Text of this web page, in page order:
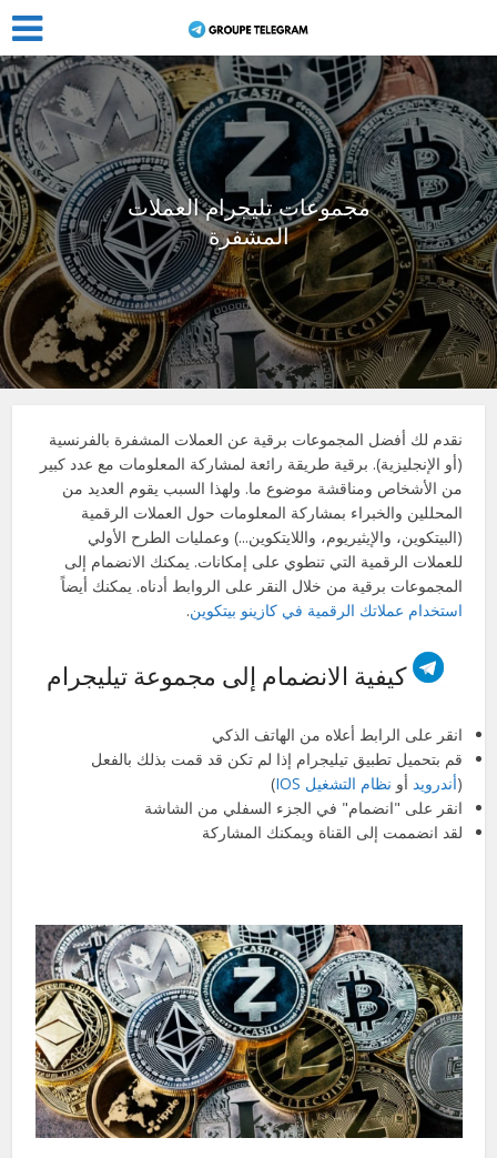
مجموعات تليجرام العملات
المشفرة
نقدم لك أفضل المجموعات برقية عن العملات المشفرة بالفرنسية
(أو الإنجليزية). برقية طريقة رائعة لمشاركة المعلومات مع عدد كبير
من الأشخاص ومناقشة موضوع ما. ولهذا السبب يقوم العديد من
المحللين والخبراء بمشاركة المعلومات حول العملات الرقمية
(البيتكوين، والإيثيريوم، واللايتكوين...) وعمليات الطرح الأولي
للعملات الرقمية التي تنطوي على إمكانات. يمكنك الانضمام إلى
المجموعات برقية من خلال النقر على الروابط أدناه. يمكنك أيضاً
استخدام عملاتك الرقمية في كازينو بيتكوين.
كيفية الانضمام إلى مجموعة تيليجرام
انقر على الرابط أعلاه من الهاتف الذكي
قم بتحميل تطبيق تيليجرام إذا لم تكن قد قمت بذلك بالفعل
(أندرويد أو نظام التشغيل IOS
)
انقر على "انضمام" في الجزء السفلي من الشاشة
لقد انضممت إلى القناة ويمكنك المشاركة